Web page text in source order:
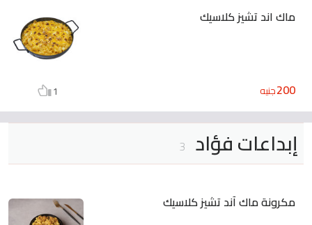
ماك اند تشيز كلاسيك
200جنيه 1
إبداعات فؤاد 3
مكرونة ماك آند تشيز كلاسيك